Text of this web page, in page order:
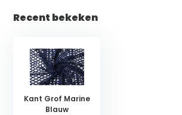
Recent bekeken
Kant Grof Marine
Blauw